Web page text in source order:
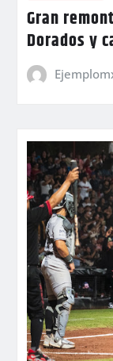
Gran
Dorados y